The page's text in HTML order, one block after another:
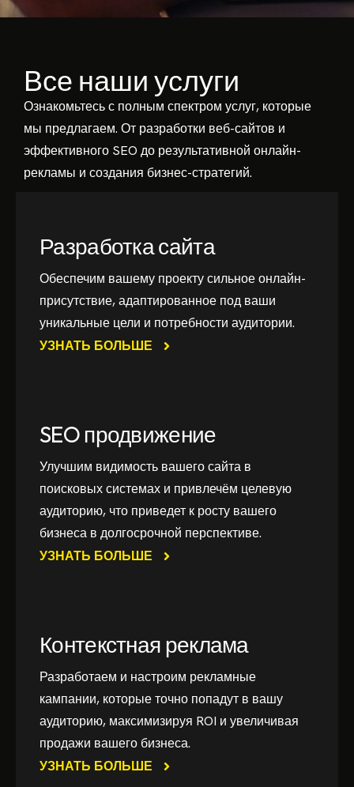
Все наши услуги
Ознакомьтесь с полным спектром услуг, которые
мы предлагаем. От разработки веб-сайтов и
эффективного SEO до результативной онлайн-
рекламы и создания бизнес-стратегий.
Разработка сайта
Обеспечим вашему проекту сильное онлайн-
присутствие, адаптированное под ваши
уникальные цели и потребности аудитории.
УЗНАТЬ БОЛЬШЕ
SEO продвижение
Улучшим видимость вашего сайта в
поисковых системах и привлечём целевую
аудиторию, что приведет к росту вашего
бизнеса в долгосрочной перспективе.
УЗНАТЬ БОЛЬШЕ
Контекстная реклама
Разработаем и настроим рекламные
кампании, которые точно попадут в вашу
аудиторию, максимизируя ROI и увеличивая
продажи вашего бизнеса.
УЗНАТЬ БОЛЬШЕ